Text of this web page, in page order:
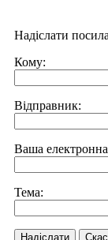
Надіслати
Кому:
Відправник:
Ваша електронна
Тема:
Надіслати